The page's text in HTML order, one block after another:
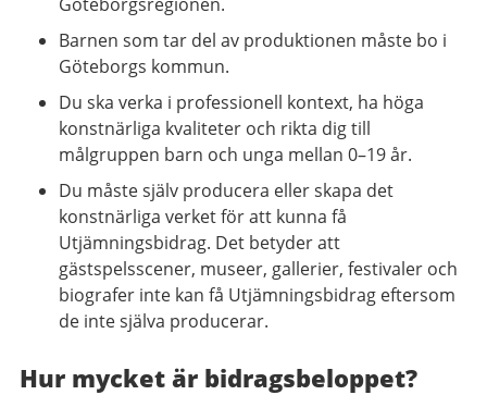
Barnen som tar del av produktionen måste bo i
Göteborgs kommun.
Du ska verka i professionell kontext, ha höga
konstnärliga kvaliteter och rikta dig till
målgruppen barn och unga mellan 0–19 år.
Du måste själv producera eller skapa det
konstnärliga verket för att kunna få
Utjämningsbidrag. Det betyder att
gästspelsscener, museer, gallerier, festivaler och
biografer inte kan få Utjämningsbidrag eftersom
de inte själva producerar.
Hur mycket är bidragsbeloppet?